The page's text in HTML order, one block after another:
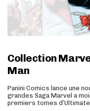
Collection
Man
Panini Comics lance une
grandes Saga Marvel a
premiers tomes